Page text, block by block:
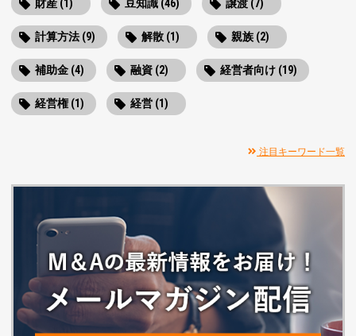
財産 (1) 豆知識 (46) 譲渡 (7)
計算方法 (9) 解散 (1) 親族 (2)
補助金 (4) 融資 (2) 経営者向け (19)
経営権 (1) 経営 (1)
注目キーワード一覧